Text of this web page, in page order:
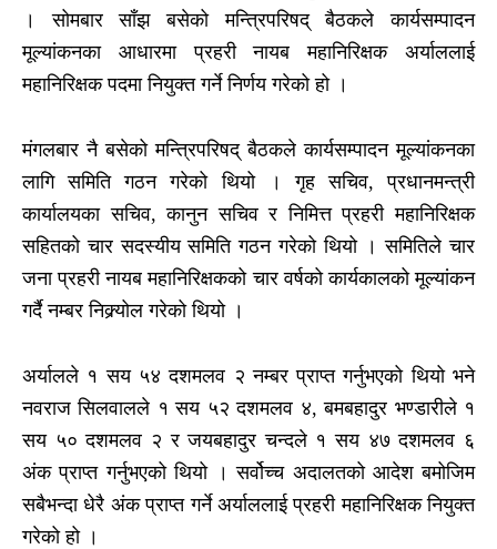
। सोमबार साँझ बसेको मन्त्रिपरिषद् बैठकले कार्यसम्पादन
मूल्यांकनका आधारमा प्रहरी नायब महानिरिक्षक अर्याललाई
महानिरिक्षक पदमा नियुक्त गर्ने निर्णय गरेको हो ।
मंगलबार नै बसेको मन्त्रिपरिषद् बैठकले कार्यसम्पादन मूल्यांकनका
लागि समिति गठन गरेको थियो । गृह सचिव, प्रधानमन्त्री
कार्यालयका सचिव, कानुन सचिव र निमित्त प्रहरी महानिरिक्षक
सहितको चार सदस्यीय समिति गठन गरेको थियो । समितिले चार
जना प्रहरी नायब महानिरिक्षकको चार वर्षको कार्यकालको मूल्यांकन
गर्दै नम्बर निक्र्योल गरेको थियो ।
अर्यालले १ सय ५४ दशमलव २ नम्बर प्राप्त गर्नुभएको थियो भने
नवराज सिलवालले १ सय ५२ दशमलव ४, बमबहादुर भण्डारीले १
सय ५० दशमलव २ र जयबहादुर चन्दले १ सय ४७ दशमलव ६
अंक प्राप्त गर्नुभएको थियो । सर्वोच्च अदालतको आदेश बमोजिम
सबैभन्दा धेरै अंक प्राप्त गर्ने अर्याललाई प्रहरी महानिरिक्षक नियुक्त
गरेको हो ।